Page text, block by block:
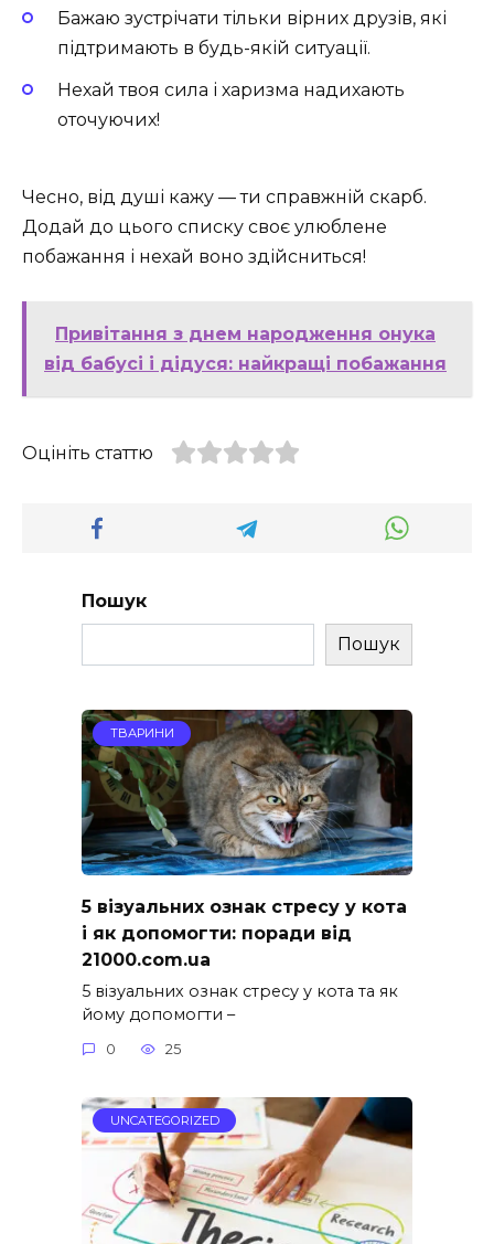
Бажаю зустрічати тільки вірних друзів, які
підтримають в будь-якій ситуації.
Нехай твоя сила і харизма надихають
оточуючих!
Чесно, від душі кажу — ти справжній скарб.
Додай до цього списку своє улюблене
побажання і нехай воно здійсниться!
Привітання з днем народження онука
від бабусі і дідуся: найкращі побажання
Оцініть статтю
Пошук
Пошук
ТВАРИНИ
5 візуальних ознак стресу у кота
і як допомогти: поради від
21000.com.ua
5 візуальних ознак стресу у кота та як
йому допомогти –
0 25
UNCATEGORIZED